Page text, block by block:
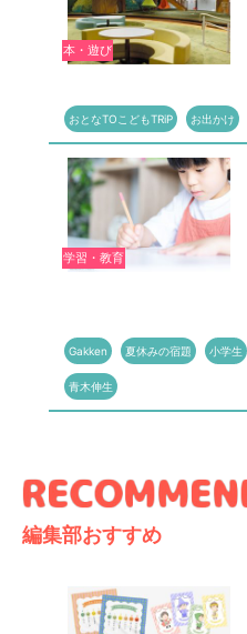
本・遊び
おとなTOこどもTRiP お出かけ
学習・教育
Gakken 夏休みの宿題 小学生
青木伸生
編集部おすすめ